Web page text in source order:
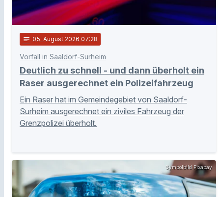
notes 05. August 2026 07:28
Vorfall in Saaldorf-Surheim
Deutlich zu schnell - und dann überholt ein
Raser ausgerechnet ein Polizeifahrzeug
Ein Raser hat im Gemeindegebiet von Saaldorf-
Surheim ausgerechnet ein ziviles Fahrzeug der
Grenzpolizei überholt.
Symbolbild Pixabay